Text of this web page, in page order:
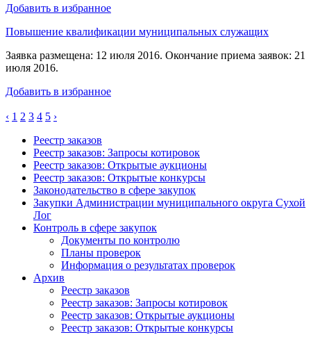
Добавить в избранное
Повышение квалификации муниципальных служащих
Заявка размещена: 12 июля 2016. Окончание приема заявок: 21
июля 2016.
Добавить в избранное
‹ 1 2 3 4 5 ›
Реестр заказов
Реестр заказов: Запросы котировок
Реестр заказов: Открытые аукционы
Реестр заказов: Открытые конкурсы
Законодательство в сфере закупок
Закупки Администрации муниципального округа Сухой
Лог
Контроль в сфере закупок
Документы по контролю
Планы проверок
Информация о результатах проверок
Архив
Реестр заказов
Реестр заказов: Запросы котировок
Реестр заказов: Открытые аукционы
Реестр заказов: Открытые конкурсы